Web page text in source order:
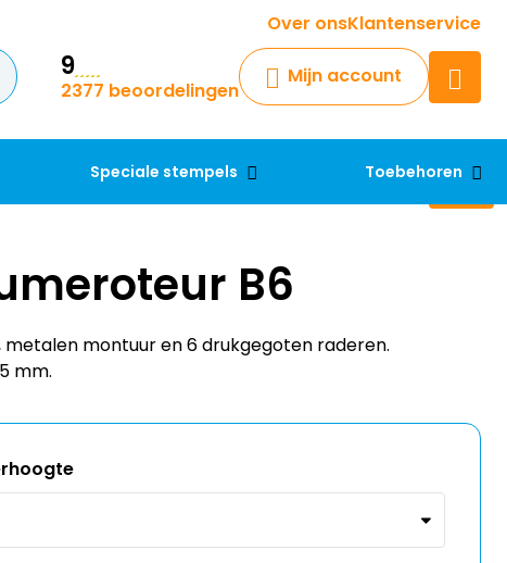
Over onsKlantenservice
9
2377 beoordelingen
Mijn account
Speciale stempels Toebehoren
Krijg een antwoord op uw vraag
Chatbot
Chat 24/7 met onze chatbot
Contact
B6
metalen montuur en 6 drukgegoten raderen.
mm.